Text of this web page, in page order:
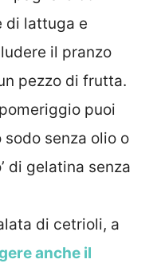
di lattuga e
il pranzo
pezzo di frutta.
puoi
senza olio o
di gelatina senza
di cetrioli, a
anche il